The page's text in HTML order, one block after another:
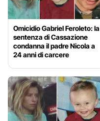
Omicidio Gabriel Feroleto: la
sentenza di Cassazione
condanna il padre Nicola a
24 anni di carcere